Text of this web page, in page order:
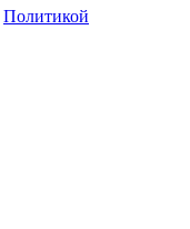
Политикой